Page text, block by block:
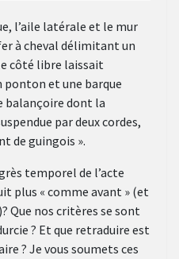
l’aile latérale et le mur
à cheval délimitant un
côté libre laissait
ponton et une barque
balançoire dont la
par deux cordes,
de guingois ».
temporel de l’acte
plus « comme avant » (et
Que nos critères se sont
? Et que retraduire est
? Je vous soumets ces